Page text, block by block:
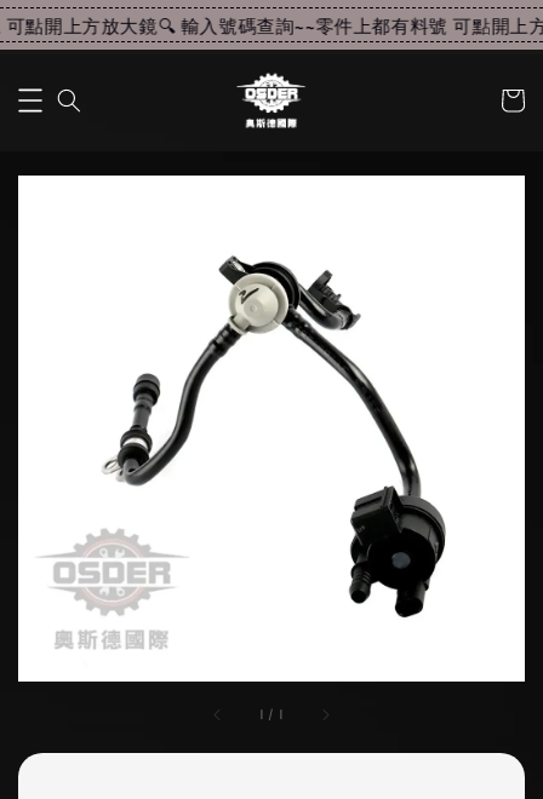
點開上方放大鏡🔍 輸入號碼查詢~~零件上都有料號 可點開上
1 / 1